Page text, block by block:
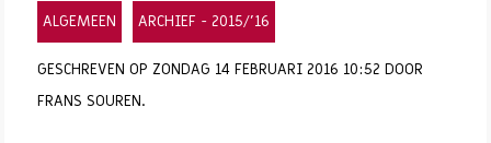
ALGEMEEN ARCHIEF - 2015/'16
GESCHREVEN OP ZONDAG 14 FEBRUARI 2016 10:52 DOOR
FRANS SOUREN.